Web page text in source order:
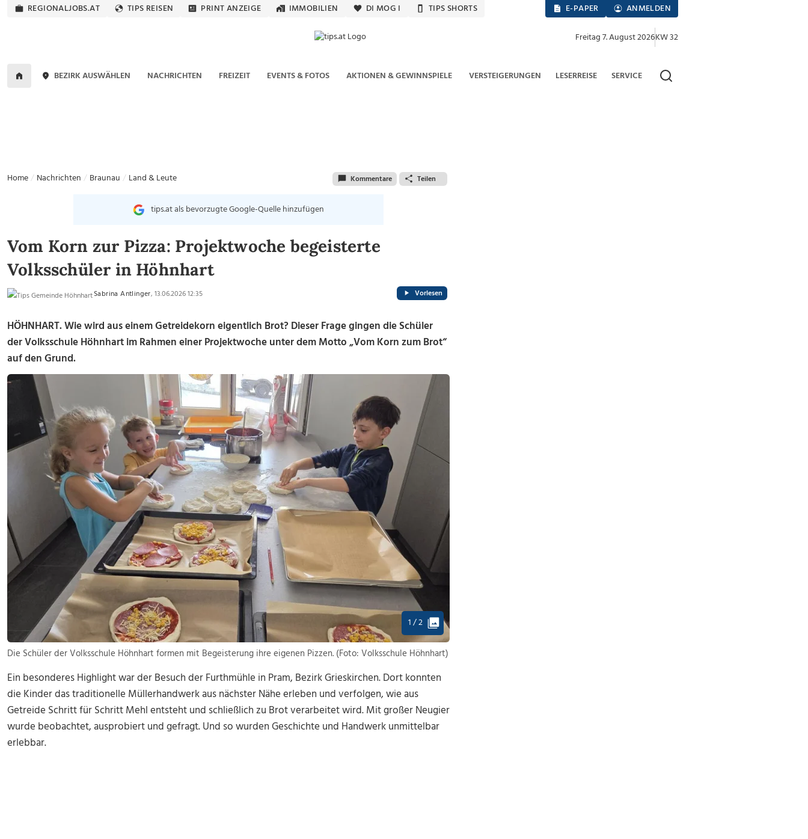
REGIONALJOBS.AT TIPS REISEN PRINT ANZEIGE IMMOBILIEN DI MOG I TIPS SHORTS E-PAPER ANMELDEN
Freitag 7. August 2026KW 32
BEZIRK AUSWÄHLEN NACHRICHTEN FREIZEIT EVENTS & FOTOS AKTIONEN & GEWINNSPIELE VERSTEIGERUNGEN LESERREISE SERVICE
Home Nachrichten Braunau Land & Leute Kommentare Teilen
tips.at als bevorzugte Google-Quelle hinzufügen
Vom Korn zur Pizza: Projektwoche begeisterte
Volksschüler in Höhnhart
Sabrina Antlinger, 13.06.2026 12:35 Vorlesen
HÖHNHART. Wie wird aus einem Getreidekorn eigentlich Brot? Dieser Frage gingen die Schüler
der Volksschule Höhnhart im Rahmen einer Projektwoche unter dem Motto „Vom Korn zum Brot“
auf den Grund.
1 / 2
Die Schüler der Volksschule Höhnhart formen mit Begeisterung ihre eigenen Pizzen. (Foto: Volksschule Höhnhart)
Ein besonderes Highlight war der Besuch der Furthmühle in Pram, Bezirk Grieskirchen. Dort konnten
die Kinder das traditionelle Müllerhandwerk aus nächster Nähe erleben und verfolgen, wie aus
Getreide Schritt für Schritt Mehl entsteht und schließlich zu Brot verarbeitet wird. Mit großer Neugier
wurde beobachtet, ausprobiert und gefragt. Und so wurden Geschichte und Handwerk unmittelbar
erlebbar.